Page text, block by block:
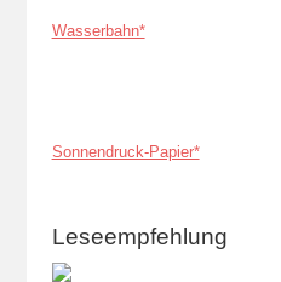
Wasserbahn*
Sonnendruck-Papier*
Leseempfehlung